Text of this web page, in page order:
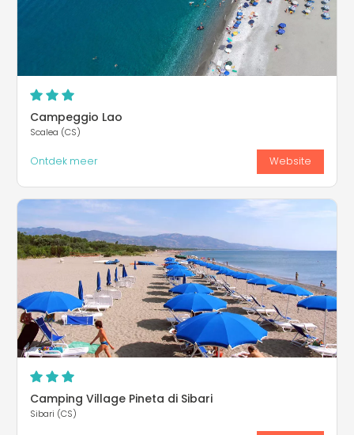
Campeggio Lao
Scalea (CS)
Ontdek meer Website
Camping Village Pineta di Sibari
Sibari (CS)